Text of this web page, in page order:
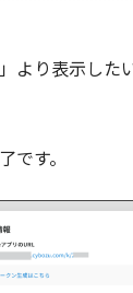
より表示した
です。